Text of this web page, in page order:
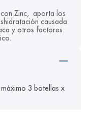
Zinc,  aporta los
causada
y otros factores.
máximo 3 botellas x